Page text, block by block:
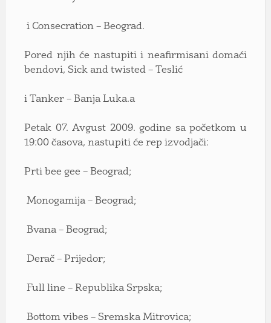
i Consecration – Beograd.
Pored njih će nastupiti i neafirmisani domaći
bendovi, Sick and twisted – Teslić
i Tanker – Banja Luka.a
Petak 07. Avgust 2009. godine sa početkom u
19:00 časova, nastupiti će rep izvodjači:
Prti bee gee – Beograd;
Monogamija – Beograd;
Bvana – Beograd;
Derač – Prijedor;
Full line – Republika Srpska;
Bottom vibes – Sremska Mitrovica;